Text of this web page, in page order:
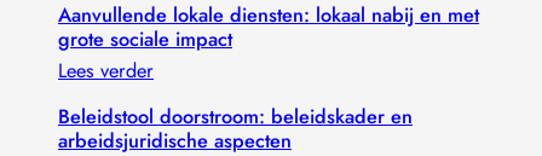
Aanvullende lokale diensten: lokaal nabij en met
grote sociale impact
Lees verder
Beleidstool doorstroom: beleidskader en
arbeidsjuridische aspecten